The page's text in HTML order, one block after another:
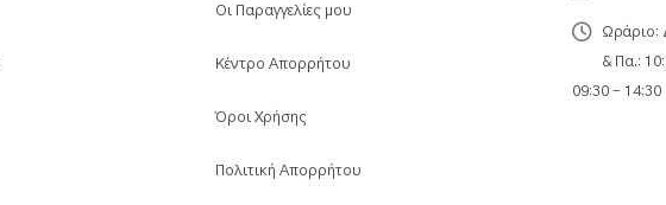
Οι Παραγγελίες μου
Κέντρο Απορρήτου
Όροι Χρήσης
Πολιτική Απορρήτου
Ωράριο:
& Πα.:
09:30 – 14:30